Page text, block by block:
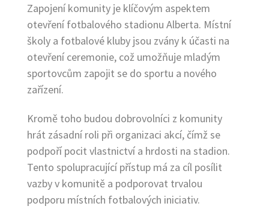
Zapojení komunity je klíčovým aspektem
otevření fotbalového stadionu Alberta. Místní
školy a fotbalové kluby jsou zvány k účasti na
otevření ceremonie, což umožňuje mladým
sportovcům zapojit se do sportu a nového
zařízení.
Kromě toho budou dobrovolníci z komunity
hrát zásadní roli při organizaci akcí, čímž se
podpoří pocit vlastnictví a hrdosti na stadion.
Tento spolupracující přístup má za cíl posílit
vazby v komunitě a podporovat trvalou
podporu místních fotbalových iniciativ.